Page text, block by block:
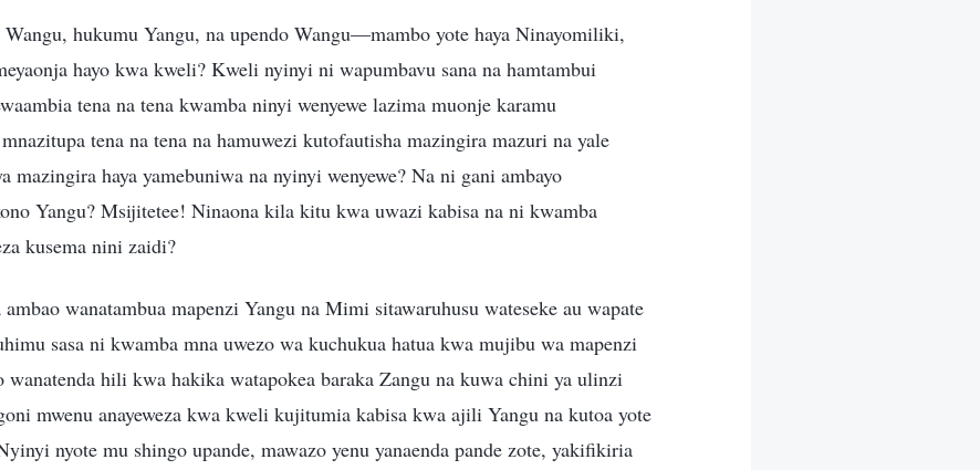
hukumu Yangu, na upendo Wangu—mambo yote haya Ninayomiliki,
hayo kwa kweli? Kweli nyinyi ni wapumbavu sana na hamtambui
tena na tena kwamba ninyi wenyewe lazima muonje karamu
tena na tena na hamuwezi kutofautisha mazingira mazuri na yale
mazingira haya yamebuniwa na nyinyi wenyewe? Na ni gani ambayo
Yangu? Msijitetee! Ninaona kila kitu kwa uwazi kabisa na ni kwamba
kusema nini zaidi?
wanatambua mapenzi Yangu na Mimi sitawaruhusu wateseke au wapate
sasa ni kwamba mna uwezo wa kuchukua hatua kwa mujibu wa mapenzi
wanatenda hili kwa hakika watapokea baraka Zangu na kuwa chini ya ulinzi
mwenu anayeweza kwa kweli kujitumia kabisa kwa ajili Yangu na kutoa yote
nyote mu shingo upande, mawazo yenu yanaenda pande zote, yakifikiria